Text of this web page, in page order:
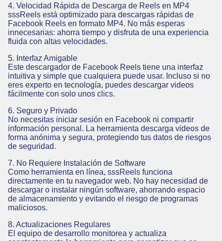
4. Velocidad Rápida de Descarga de Reels en MP4
sssReels está optimizado para descargas rápidas de
Facebook Reels en formato MP4. No más esperas
innecesarias: ahorra tiempo y disfruta de una experiencia
fluida con altas velocidades.
5. Interfaz Amigable
Este descargador de Facebook Reels tiene una interfaz
intuitiva y simple que cualquiera puede usar. Incluso si no
eres experto en tecnología, puedes descargar videos
fácilmente con solo unos clics.
6. Seguro y Privado
No necesitas iniciar sesión en Facebook ni compartir
información personal. La herramienta descarga videos de
forma anónima y segura, protegiendo tus datos de riesgos
de seguridad.
7. No Requiere Instalación de Software
Como herramienta en línea, sssReels funciona
directamente en tu navegador web. No hay necesidad de
descargar o instalar ningún software, ahorrando espacio
de almacenamiento y evitando el riesgo de programas
maliciosos.
8. Actualizaciones Regulares
El equipo de desarrollo monitorea y actualiza